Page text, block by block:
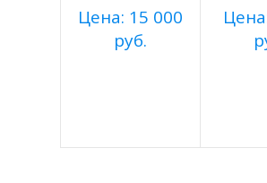
Цена: 15 000
руб.